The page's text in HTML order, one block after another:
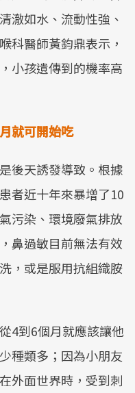
澈如水、流動性強、
科醫師黃鈞鼎表示，
小孩遺傳到的機率高
就可開始吃
後天誘發導致。根據
者近十年來暴增了10
污染、環境廢氣排放
鼻過敏目前無法有效
，或是服用抗組織胺
4到6個月就應該讓他
種類多；因為小朋友
外面世界時，受到刺